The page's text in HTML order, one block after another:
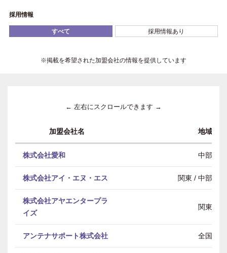
採用情報
すべて 採用情報あり
※掲載を希望された加盟会社の情報を提供しています
← 左右にスクロールできます →
加盟会社名 地域
株式会社愛和 中部
株式会社アイ・エヌ・エス 関東 / 中部 / 近
株式会社アヤエンタープラ
イズ
関東
アンテナサポート株式会社 全国